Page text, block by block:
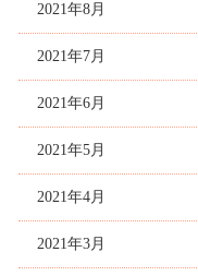
2021年8月
2021年7月
2021年6月
2021年5月
2021年4月
2021年3月